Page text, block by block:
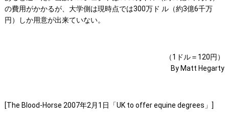
の費用がかかるが、大学側は現時点では300万ド ル（約3億6千万
円）しか用意が出来ていない。
（1ドル＝120円）
By Matt Hegarty
[The Blood-Horse 2007年2月1日「UK to offer equine degrees」]